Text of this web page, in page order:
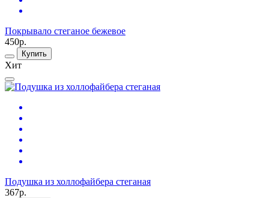
Покрывало стеганое бежевое
450р.
Купить
Хит
Подушка из холлофайбера стеганая
367р.